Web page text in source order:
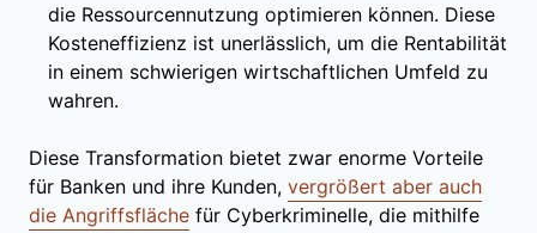
die Ressourcennutzung optimieren können. Diese
Kosteneffizienz ist unerlässlich, um die Rentabilität
in einem schwierigen wirtschaftlichen Umfeld zu
wahren.
Diese Transformation bietet zwar enorme Vorteile
für Banken und ihre Kunden, vergrößert aber auch
die Angriffsfläche für Cyberkriminelle, die mithilfe